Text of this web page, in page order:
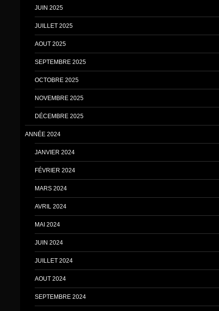
JUIN 2025
JUILLET 2025
AOUT 2025
SEPTEMBRE 2025
OCTOBRE 2025
NOVEMBRE 2025
DÉCEMBRE 2025
ANNÉE 2024
JANVIER 2024
FÉVRIER 2024
MARS 2024
AVRIL 2024
MAI 2024
JUIN 2024
JUILLET 2024
AOUT 2024
SEPTEMBRE 2024